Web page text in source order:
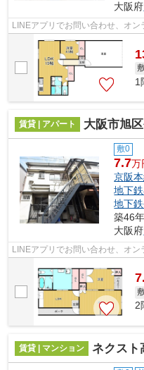
大阪府
LINEアプリでお問い合わせ、オン
1
賃貸 | アパート 大阪市旭
敷0
7.7万
京阪
地下
地下
築46
大阪府
LINEアプリでお問い合わせ、オン
2
賃貸 | マンション ネクスト